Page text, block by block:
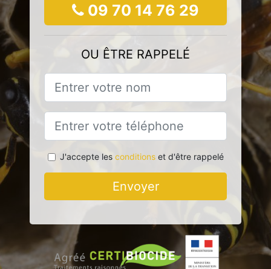
09 70 14 76 29
OU ÊTRE RAPPELÉ
J'accepte les conditionset d'être rappelé
Envoyer